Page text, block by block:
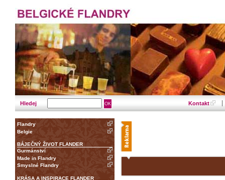
Hledej Kontakt
Flandry
Belgie
BÁJEČNÝ ŽIVOT FLANDER
Gurmánství
Made in Flandry
Smyslné Flandry
KRÁSA A INSPIRACE FLANDER